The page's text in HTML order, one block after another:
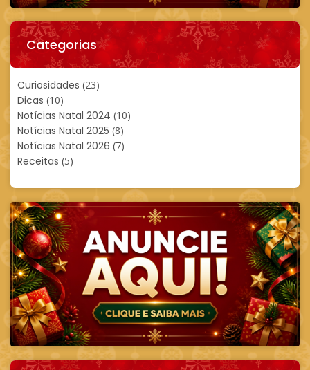
Categorias
Curiosidades (23)
Dicas (10)
Notícias Natal 2024 (10)
Notícias Natal 2025 (8)
Notícias Natal 2026 (7)
Receitas (5)